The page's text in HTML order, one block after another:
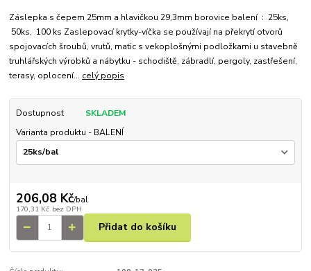
Záslepka s čepem 25mm a hlavičkou 29,3mm borovice balení : 25ks,
50ks, 100 ks Zaslepovací krytky-víčka se používají na překrytí otvorů
spojovacích šroubů, vrutů, matic s vekoplošnými podložkami u stavebně
truhlářských výrobků a nábytku - schodiště, zábradlí, pergoly, zastřešení,
terasy, oplocení... celý popis
Dostupnost
SKLADEM
Varianta produktu - BALENÍ
206,08 Kč/bal
170,31 Kč bez DPH
Přidat do košíku